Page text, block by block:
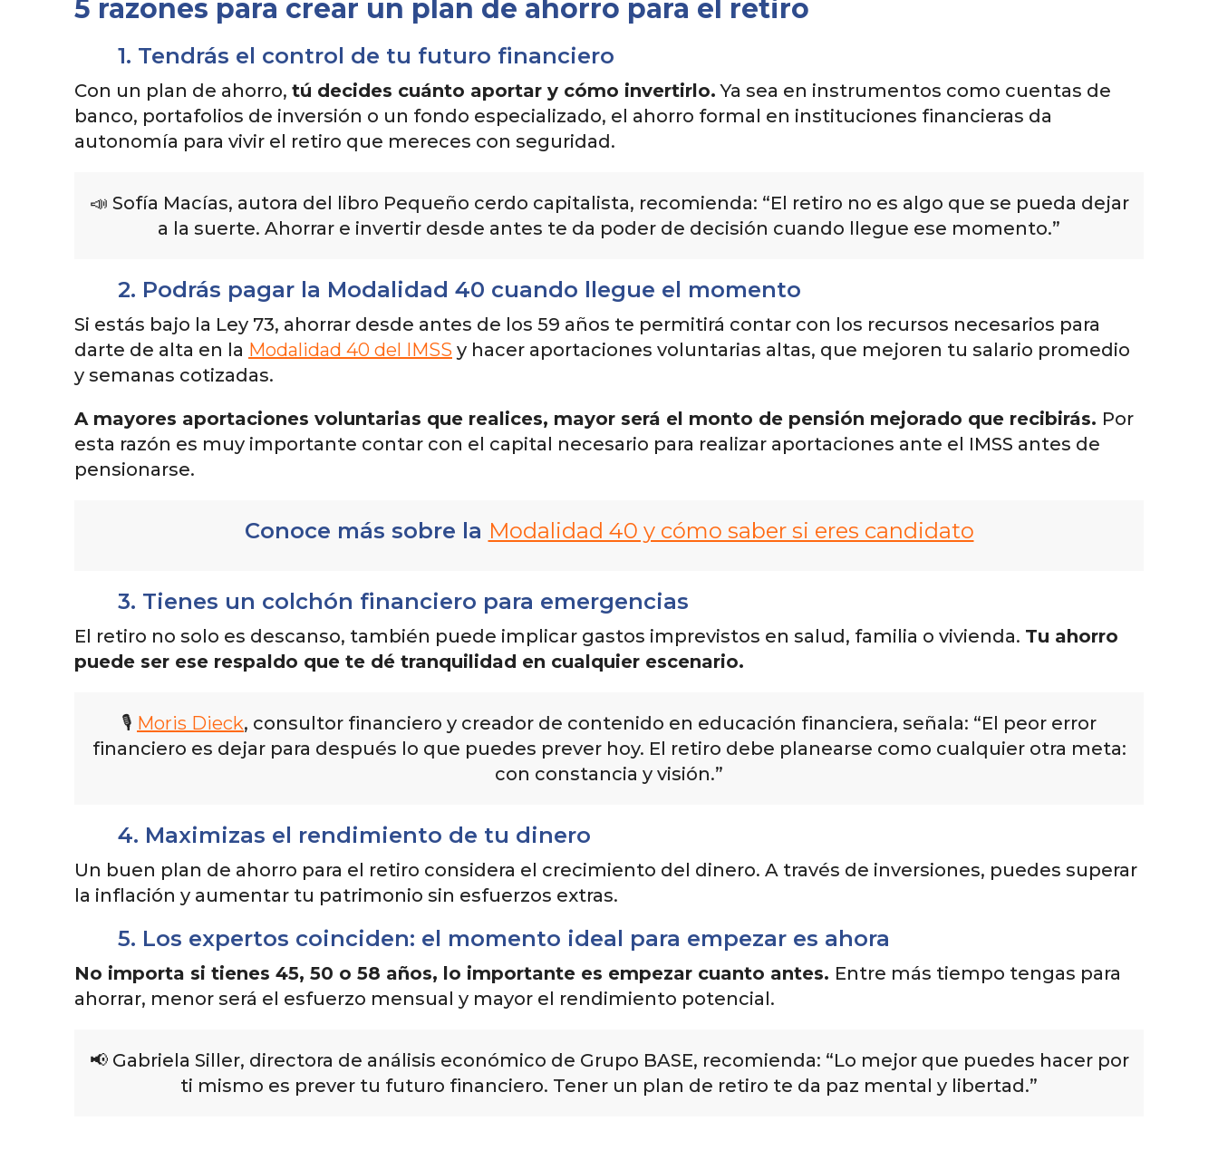
5 razones para crear un plan de ahorro para el retiro​
1. Tendrás el control de tu futuro financiero
Con un plan de ahorro, tú decides cuánto aportar y cómo invertirlo. Ya sea en instrumentos como cuentas de
banco, portafolios de inversión o un fondo especializado, el ahorro formal en instituciones financieras da
autonomía para vivir el retiro que mereces con seguridad.
📣 Sofía Macías, autora del libro Pequeño cerdo capitalista, recomienda: “El retiro no es algo que se pueda dejar
a la suerte. Ahorrar e invertir desde antes te da poder de decisión cuando llegue ese momento.”
2. Podrás pagar la Modalidad 40 cuando llegue el momento
Si estás bajo la Ley 73, ahorrar desde antes de los 59 años te permitirá contar con los recursos necesarios para
darte de alta en la Modalidad 40 del IMSS y hacer aportaciones voluntarias altas, que mejoren tu salario promedio
y semanas cotizadas.
A mayores aportaciones voluntarias que realices, mayor será el monto de pensión mejorado que recibirás. Por
esta razón es muy importante contar con el capital necesario para realizar aportaciones ante el IMSS antes de
pensionarse.
Conoce más sobre la Modalidad 40 y cómo saber si eres candidato
3. Tienes un colchón financiero para emergencias
El retiro no solo es descanso, también puede implicar gastos imprevistos en salud, familia o vivienda. Tu ahorro
puede ser ese respaldo que te dé tranquilidad en cualquier escenario.
🎙️ Moris Dieck, consultor financiero y creador de contenido en educación financiera, señala: “El peor error
financiero es dejar para después lo que puedes prever hoy. El retiro debe planearse como cualquier otra meta:
con constancia y visión.”
4. Maximizas el rendimiento de tu dinero
Un buen plan de ahorro para el retiro considera el crecimiento del dinero. A través de inversiones, puedes superar
la inflación y aumentar tu patrimonio sin esfuerzos extras.
5. Los expertos coinciden: el momento ideal para empezar es ahora
No importa si tienes 45, 50 o 58 años, lo importante es empezar cuanto antes. Entre más tiempo tengas para
ahorrar, menor será el esfuerzo mensual y mayor el rendimiento potencial.
📢 Gabriela Siller, directora de análisis económico de Grupo BASE, recomienda: “Lo mejor que puedes hacer por
ti mismo es prever tu futuro financiero. Tener un plan de retiro te da paz mental y libertad.”